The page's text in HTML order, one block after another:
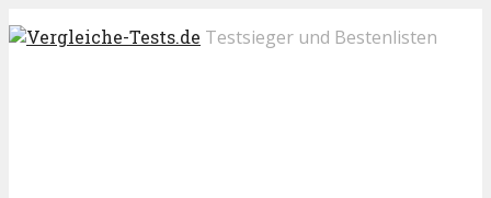
Testsieger und Bestenlisten